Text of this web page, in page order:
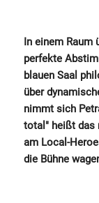
In einem Raum
perfekte
blauen Saal
über
nimmt sich
total" heißt das
am Local-
die Bühne